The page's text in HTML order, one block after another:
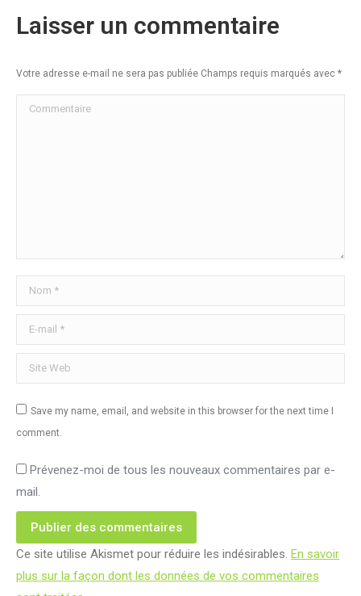
Laisser un commentaire
Votre adresse e-mail ne sera pas publiée Champs requis marqués avec *
Commentaire
Nom *
E-mail *
Site Web
Save my name, email, and website in this browser for the next time I
comment.
Prévenez-moi de tous les nouveaux commentaires par e-
mail.
Publier des commentaires
Ce site utilise Akismet pour réduire les indésirables. En savoir
plus sur la façon dont les données de vos commentaires